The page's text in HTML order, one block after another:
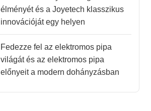
élményét és a Joyetech klasszikus
innovációját egy helyen
Fedezze fel az elektromos pipa
világát és az elektromos pipa
előnyeit a modern dohányzásban